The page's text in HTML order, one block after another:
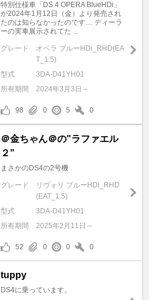
特別仕様車「DS 4 OPERA BlueHDi」
が2024年1月12日（金）より発売され
たのは知らなかったのです… ディーラ
ーの実車展示されてた ...
グレード
オペラ ブルーHDi_RHD(EA
T_1.5)
型式
3DA-D41YH01
所有期間
2024年3月3日～
98 0 5 0
＠金ちゃん＠の"ラファエル
２"
まさかのDS4の2号機
グレード
リヴォリ ブルーHDi_RHD
(EAT_1.5)
型式
3DA-D41YH01
所有期間
2025年2月11日～
52 0 0 0
tuppy
DS4に乗っています。